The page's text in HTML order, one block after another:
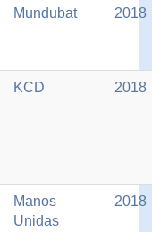
Mundubat 2018
KCD 2018
Manos
Unidas
2018